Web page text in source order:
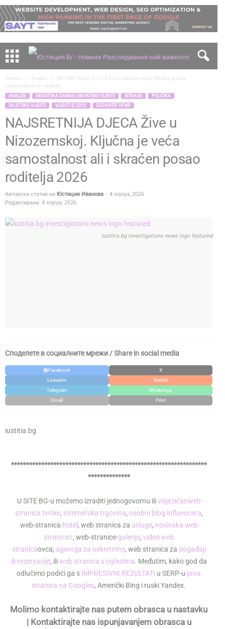
Начало Analize
NAJSRETNIJA DJECA Žive u Nizozemskoj. Ključna je veća
samostalnost ali i skraćen...
ANALIZE HRVATSKA DANAS | HRVATSKE VIJESTI ISTRAGE
POLITIKA
SVJETSKE VIJESTI
VIJESTI IZ 2025. БЕЗ КАТЕГОРИЯ
NAJSRETNIJA DJECA Žive u
Nizozemskoj. Ključna je veća
samostalnost ali i skraćen posao
roditelja 2026
Авторска статия на Юстиция Иванова - 4 srpnja, 2026
Редактирана: 4 srpnja, 2026
iustitia bg investigations news logo featured
Споделете в социалните мрежи / Share in social media
Facebook
X
LinkedIn
Reddit
Telegram
WhatsApp
Email
Print
iustitia.bg
*****************************************************************
**************
U SITE BG-u možemo izraditi jednogovornu ilivišjezičanweb
stranica tvrtke, internetska trgovina, osobni blog influencera,
web-stranica hotel , web stranica za usluge, novinska web
stranicaт, web-stranice-galerije, video web
stranicaovca, agencija za nekretnine, web stranica za događaji
ili rezervacije, iliweb stranica s oglasima. Međutim, kako god da
odlučimo podići ga s IMPRESIVNI REZULTATI u SERP-u prva
stranica na Googleu, Američki Bing i ruski Yandex.
Molimo kontaktirajte nas putem obrasca u nastavku
| Kontaktirajte nas ispunjavanjem obrasca u